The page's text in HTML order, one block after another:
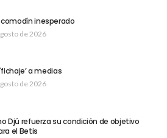
inesperado
de 2026
a medias
de 2026
Djú refuerza su condición de objetivo
el Betis